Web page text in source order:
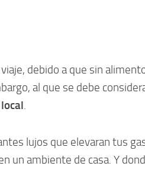
debido a que sin
al que se debe
lujos que elevaran tus
un ambiente de casa. Y